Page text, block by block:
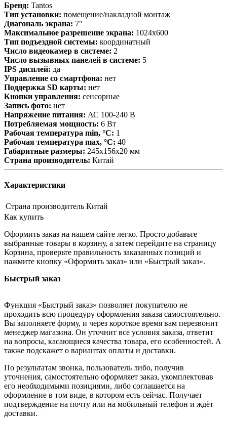
Бренд: Tantos
Тип установки: помещение/накладной монтаж
Диагональ экрана: 7"
Максимальное разрешение экрана: 1024x600
Тип подъездной системы: координатный
Число видеокамер в системе: 2
Число вызывных панелей в системе: 5
IPS дисплей: да
Управление со смартфона: нет
Поддержка SD карты: нет
Кнопки управления: сенсорные
Запись фото: нет
Напряжение питания: АС 100-240 В
Потребляемая мощность: 6 Вт
Рабочая температура min, °С: 1
Рабочая температура max, °С: 40
Габаритные размеры: 245х156х20 мм
Страна производитель: Китай
Характеристики
Страна производитель Китай
Как купить
Оформить заказ на нашем сайте легко. Просто добавьте
выбранные товары в корзину, а затем перейдите на страницу
Корзина, проверьте правильность заказанных позиций и
нажмите кнопку «Оформить заказ» или «Быстрый заказ».
Быстрый заказ
Функция «Быстрый заказ» позволяет покупателю не
проходить всю процедуру оформления заказа самостоятельно.
Вы заполняете форму, и через короткое время вам перезвонит
менеджер магазина. Он уточнит все условия заказа, ответит
на вопросы, касающиеся качества товара, его особенностей. А
также подскажет о вариантах оплаты и доставки.
По результатам звонка, пользователь либо, получив
уточнения, самостоятельно оформляет заказ, укомплектовав
его необходимыми позициями, либо соглашается на
оформление в том виде, в котором есть сейчас. Получает
подтверждение на почту или на мобильный телефон и ждёт
доставки.